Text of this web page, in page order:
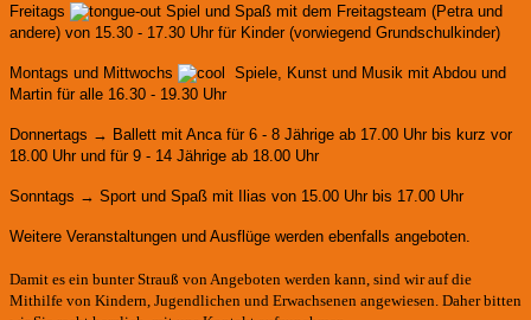
Freitags
Spiel und Spaß mit dem Freitagsteam (Petra und
andere) von 15.30 - 17.30 Uhr für Kinder (vorwiegend Grundschulkinder)
Montags und Mittwochs
Spiele, Kunst und Musik mit Abdou und
Martin für alle 16.30 - 19.30 Uhr
Donnertags → Ballett mit Anca für 6 - 8 Jährige ab 17.00 Uhr bis kurz vor
18.00 Uhr und für 9 - 14 Jährige ab 18.00 Uhr
Sonntags → Sport und Spaß mit Ilias von 15.00 Uhr bis 17.00 Uhr
Weitere Veranstaltungen und Ausflüge werden ebenfalls angeboten.
Damit es ein bunter Strauß von Angeboten werden kann, sind wir auf die
Mithilfe von Kindern, Jugendlichen und Erwachsenen angewiesen. Daher bitten